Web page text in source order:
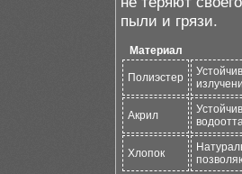
пыли и грязи.
Материал
Полиэстер
Акрил
Хлопок